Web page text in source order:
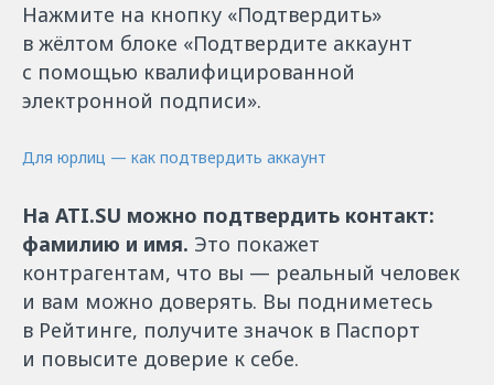
Нажмите на кнопку «Подтвердить»
в жёлтом блоке «Подтвердите аккаунт
с помощью квалифицированной
электронной подписи».
Для юрлиц — как подтвердить аккаунт
На ATI.SU можно подтвердить контакт:
фамилию и имя. Это покажет
контрагентам, что вы — реальный человек
и вам можно доверять. Вы подниметесь
в Рейтинге, получите значок в Паспорт
и повысите доверие к себе.